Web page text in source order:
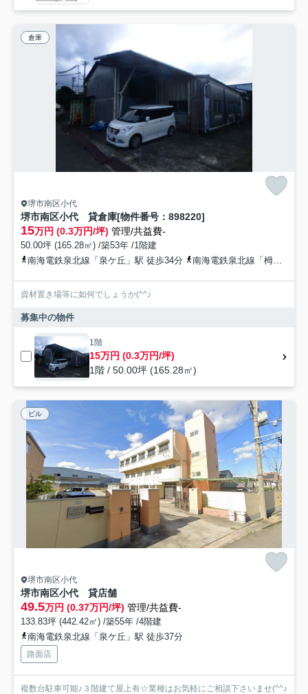
倉庫
堺市南区小代
堺市南区小代 貸倉庫[物件番号：898220]
15万円 (0.3万円/坪) 管理/共益費-
50.00坪 (165.28㎡) /築53年 /1階建
南海電鉄泉北線「泉ケ丘」駅 徒歩34分
南海電鉄泉北線「栂・美木多」駅 徒歩35分
資材置き場等に如何でしょうか(^^♪
募集中の物件
1階
15万円 (0.3万円/坪)
1階 / 50.00坪 (165.28㎡)
ビル
堺市南区小代
堺市南区小代 貸店舗
49.5万円 (0.37万円/坪) 管理/共益費-
133.83坪 (442.42㎡) /築55年 /4階建
南海電鉄泉北線「泉ケ丘」駅 徒歩37分
路面店
複数台駐車可能♪３階建て屋上有☆業種はお気軽にご相談下さいませ(^^♪